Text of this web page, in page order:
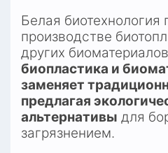
Белая биотехнология
производстве
других
биопластика и
заменяет
предлагая
альтернативы для
загрязнением.​